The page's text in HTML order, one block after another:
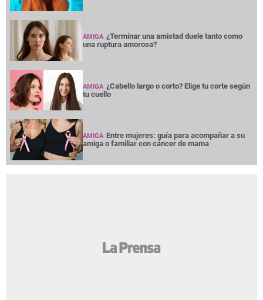
AMIGA ¿Terminar una amistad duele tanto como
una ruptura amorosa?
AMIGA ¿Cabello largo o corto? Elige tu corte según
tu cuello
AMIGA Entre mujeres: guía para acompañar a su
amiga o familiar con cáncer de mama